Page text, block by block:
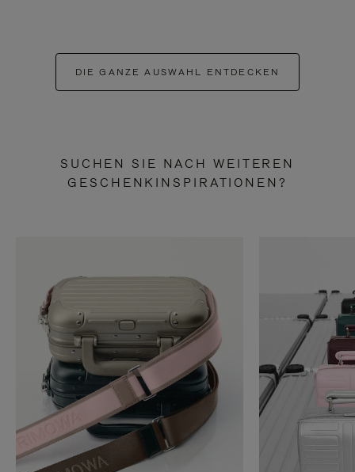
DIE GANZE AUSWAHL ENTDECKEN
SUCHEN SIE NACH WEITEREN
GESCHENKINSPIRATIONEN?